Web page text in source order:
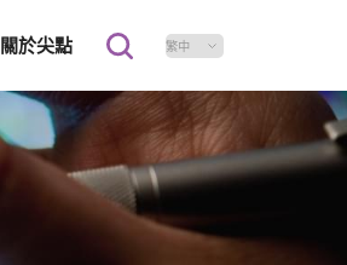
關於尖點